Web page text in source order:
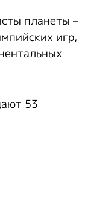
планеты –
игр,
53